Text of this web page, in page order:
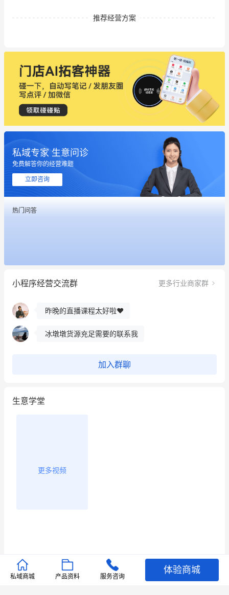
推荐经营方案
私域专家 生意问诊
免费解答你的经营难题
立即咨询
热门问答
小程序经营交流群 更多行业商家群
用有赞就能在微信、小红书同时经营了
餐饮也得靠私域和服务提高竞争力
昨晚的直播课程太好啦❤️
冰墩墩货源充足需要的联系我
加入群聊
生意学堂
更多视频
推荐文章
私域商城 产品资料 服务咨询
体验商城